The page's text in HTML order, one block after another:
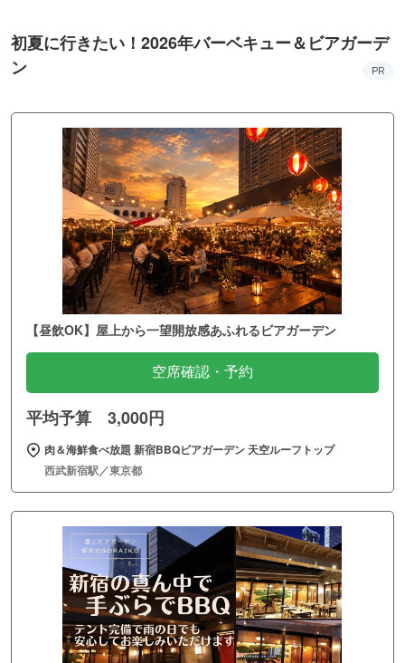
初夏に行きたい！2026年バーベキュー＆ビアガーデ
ン
PR
【昼飲OK】屋上から一望開放感あふれるビアガーデン
空席確認・予約
平均予算 3,000円
肉＆海鮮食べ放題 新宿BBQビアガーデン 天空ルーフトップ
西武新宿駅／東京都